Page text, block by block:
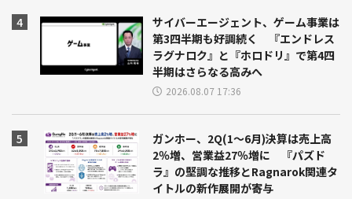
サイバーエージェント、ゲーム事業は
第3四半期も好調続く 『エンドレス
ラグナロク』と『ホロドリ』で第4四
半期はさらなる高みへ
2026.08.07 17:36
ガンホー、2Q(1～6月)決算は売上高
2％増、営業益27％増に 『パズド
ラ』の堅調な推移とRagnarok関連タ
イトルの新作展開が寄与